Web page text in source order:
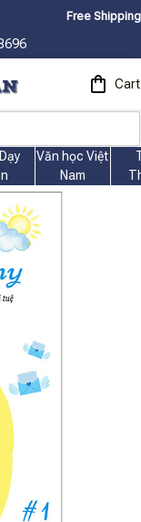
Free Shipping
Cart
Văn học Việt
Nam